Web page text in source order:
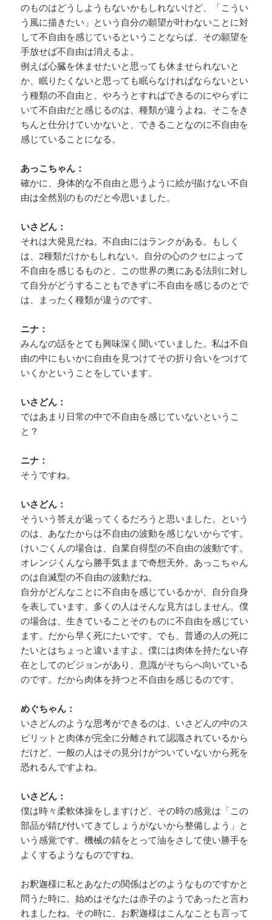
のものはどうしようもないかもしれないけど、「こうい
う風に描きたい」という自分の願望が叶わないことに対
して不自由を感じているということならば、その願望を
手放せば不自由は消えるよ。
例えば心臓を休ませたいと思っても休ませられないと
か、眠りたくないと思っても眠らなければならないとい
う種類の不自由と、やろうとすればできるのにやらずに
いて不自由だと感じるのは、種類が違うよね。そこをき
ちんと仕分けていかないと、できることなのに不自由を
感じていることになる。
あっこちゃん：
確かに、身体的な不自由と思うように絵が描けない不自
由は全然別のものだと今思いました。
いさどん：
それは大発見だね。不自由にはランクがある。もしく
は、2種類だけかもしれない。自分の心のクセによって
不自由を感じるものと、この世界の奥にある法則に対し
て自分がどうすることもできずに不自由を感じるのとで
は、まったく種類が違うのです。
ニナ：
みんなの話をとても興味深く聞いていました。私は不自
由の中にもいかに自由を見つけてその折り合いをつけて
いくかということをしています。
いさどん：
ではあまり日常の中で不自由を感じていないというこ
と？
ニナ：
そうですね。
いさどん：
そういう答えが返ってくるだろうと思いました。という
のは、あなたからは不自由の波動を感じないからです。
けいごくんの場合は、自業自得型の不自由の波動です。
オレンジくんなら勝手気ままで奇想天外。あっこちゃん
のは自滅型の不自由の波動だね。
自分がどんなことに不自由を感じているかが、自分自身
を表しています。多くの人はそんな見方はしません。僕
の場合は、生きていることそのものに不自由を感じてい
ます。だから早く死にたいです。でも、普通の人の死に
たいとはちょっと違いますよ。僕には肉体を持たない存
在としてのビジョンがあり、意識がそちらへ向いている
のです。だから肉体を持つと不自由を感じるのです。
めぐちゃん：
いさどんのような思考ができるのは、いさどんの中のス
ピリットと肉体が完全に分離されて認識されているから
だけど、一般の人はその見分けがついていないから死を
恐れるんですよね。
いさどん：
僕は時々柔軟体操をしますけど、その時の感覚は「この
部品が錆び付いてきてしょうがないから整備しよう」と
いう感覚です。機械の錆をとって油をさして使い勝手を
よくするようなものですね。
お釈迦様に私とあなたの関係はどのようなものですかと
問うた時に、始めはそなたは赤子のようであったと言わ
れましたね。その時に、お釈迦様はこんなことも言って